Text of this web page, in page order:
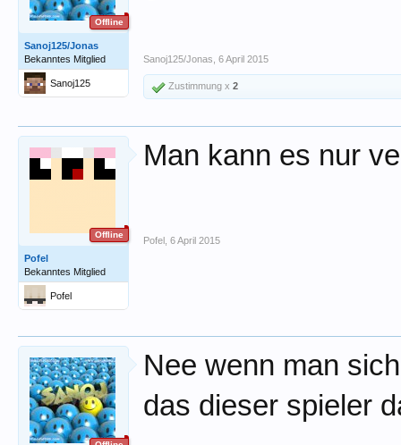
Offline
Sanoj125/Jonas
Bekanntes Mitglied
Sanoj125
Sanoj125/Jonas 6 April 2015
Zustimmung x 2
Offline
Pofel
Bekanntes Mitglied
Pofel
Man kann es nur
Pofel 6 April 2015
Nee wenn man
das dieser spieler